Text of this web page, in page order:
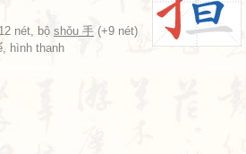
nét, bộ shǒu 手 (+9 nét)
hình thanh